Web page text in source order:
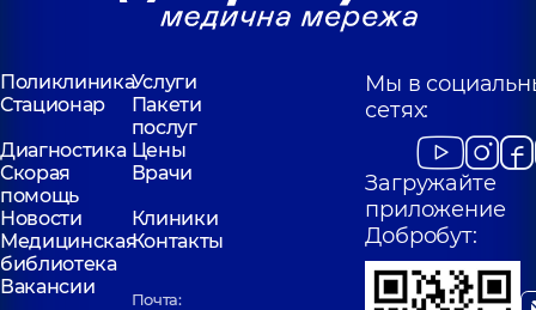
ПоликлиникаУслуги
Стационар
Пакети
послуг
Диагностика Цены
Скорая
помощь
Врачи
Новости
Клиники
Медицинская
библиотека
Контакты
Вакансии
Почта:
Мы в
сетях:
Загружайте
приложение
Добробут: